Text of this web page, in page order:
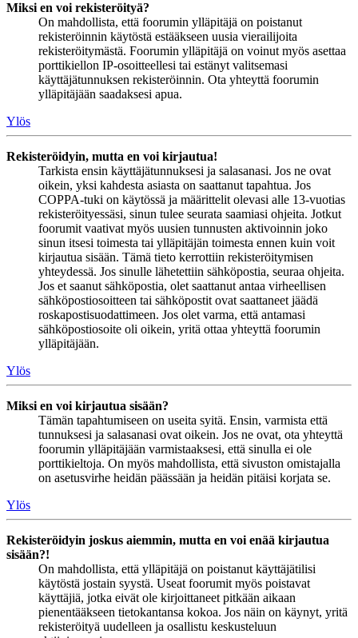
Miksi en voi rekisteröityä?
On mahdollista, että foorumin ylläpitäjä on poistanut
rekisteröinnin käytöstä estääkseen uusia vierailijoita
rekisteröitymästä. Foorumin ylläpitäjä on voinut myös asettaa
porttikiellon IP-osoitteellesi tai estänyt valitsemasi
käyttäjätunnuksen rekisteröinnin. Ota yhteyttä foorumin
ylläpitäjään saadaksesi apua.
Ylös
Rekisteröidyin, mutta en voi kirjautua!
Tarkista ensin käyttäjätunnuksesi ja salasanasi. Jos ne ovat
oikein, yksi kahdesta asiasta on saattanut tapahtua. Jos
COPPA-tuki on käytössä ja määrittelit olevasi alle 13-vuotias
rekisteröityessäsi, sinun tulee seurata saamiasi ohjeita. Jotkut
foorumit vaativat myös uusien tunnusten aktivoinnin joko
sinun itsesi toimesta tai ylläpitäjän toimesta ennen kuin voit
kirjautua sisään. Tämä tieto kerrottiin rekisteröitymisen
yhteydessä. Jos sinulle lähetettiin sähköpostia, seuraa ohjeita.
Jos et saanut sähköpostia, olet saattanut antaa virheellisen
sähköpostiosoitteen tai sähköpostit ovat saattaneet jäädä
roskapostisuodattimeen. Jos olet varma, että antamasi
sähköpostiosoite oli oikein, yritä ottaa yhteyttä foorumin
ylläpitäjään.
Ylös
Miksi en voi kirjautua sisään?
Tämän tapahtumiseen on useita syitä. Ensin, varmista että
tunnuksesi ja salasanasi ovat oikein. Jos ne ovat, ota yhteyttä
foorumin ylläpitäjään varmistaaksesi, että sinulla ei ole
porttikieltoja. On myös mahdollista, että sivuston omistajalla
on asetusvirhe heidän päässään ja heidän pitäisi korjata se.
Ylös
Rekisteröidyin joskus aiemmin, mutta en voi enää kirjautua
sisään?!
On mahdollista, että ylläpitäjä on poistanut käyttäjätilisi
käytöstä jostain syystä. Useat foorumit myös poistavat
käyttäjiä, jotka eivät ole kirjoittaneet pitkään aikaan
pienentääkseen tietokantansa kokoa. Jos näin on käynyt, yritä
rekisteröityä uudelleen ja osallistu keskusteluun